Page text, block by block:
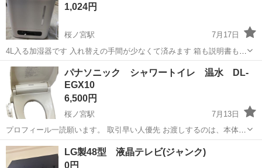
1,024円
桜ノ宮駅
7月17日
4L入る加湿器です 入れ替えの手間が少なくて済みます 箱も説明書も付
いてます
大阪 大阪市 桜ノ宮駅 季節、空調家電 手間
パナソニック シャワートイレ 温水 DL-
EGX10
6,500円
桜ノ宮駅
7月13日
プロフィール一読願います。 取引早い人優先 お渡しするのは、本体と
付属ノズル、取説2種。 スペック等は型番検索にてお願いします。 買
い替えたあとしばらく放置。当時当宅では動作確認済みですが、譲渡
後の動作保証はしかねます...
大阪 大阪市 桜ノ宮駅 生活家電 シャワートイレ
LG製48型 液晶テレビ(ジャンク)
0円